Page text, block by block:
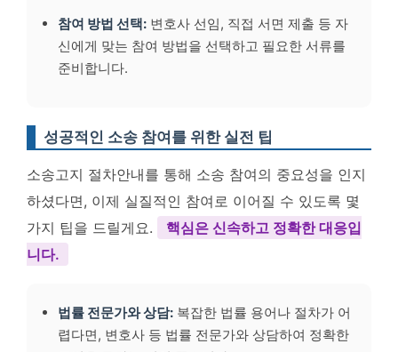
참여 방법 선택: 변호사 선임, 직접 서면 제출 등 자
신에게 맞는 참여 방법을 선택하고 필요한 서류를
준비합니다.
성공적인 소송 참여를 위한 실전 팁
소송고지 절차안내를 통해 소송 참여의 중요성을 인지
하셨다면, 이제 실질적인 참여로 이어질 수 있도록 몇
가지 팁을 드릴게요.
핵심은 신속하고 정확한 대응입
니다.
법률 전문가와 상담: 복잡한 법률 용어나 절차가 어
렵다면, 변호사 등 법률 전문가와 상담하여 정확한